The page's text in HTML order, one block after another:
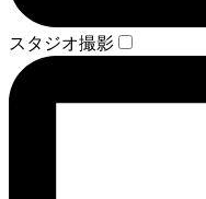
スタジオ撮影